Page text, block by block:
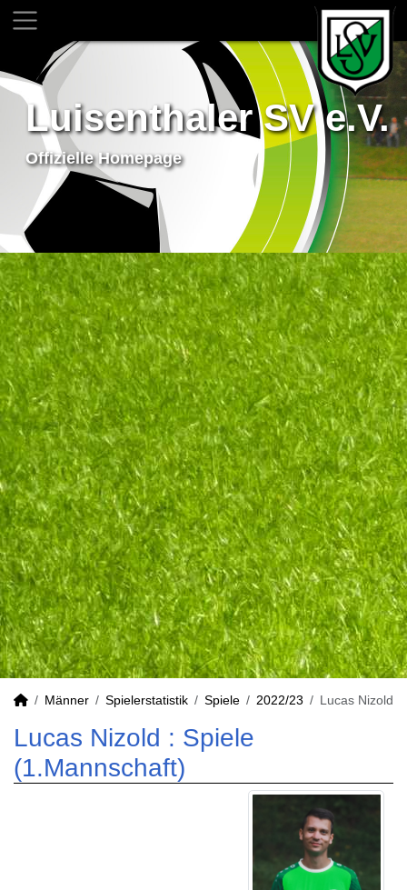
Luisenthaler SV e.V.
Offizielle Homepage
Männer Spielerstatistik Spiele 2022/23 Lucas Nizold
Lucas Nizold : Spiele
(1.Mannschaft)